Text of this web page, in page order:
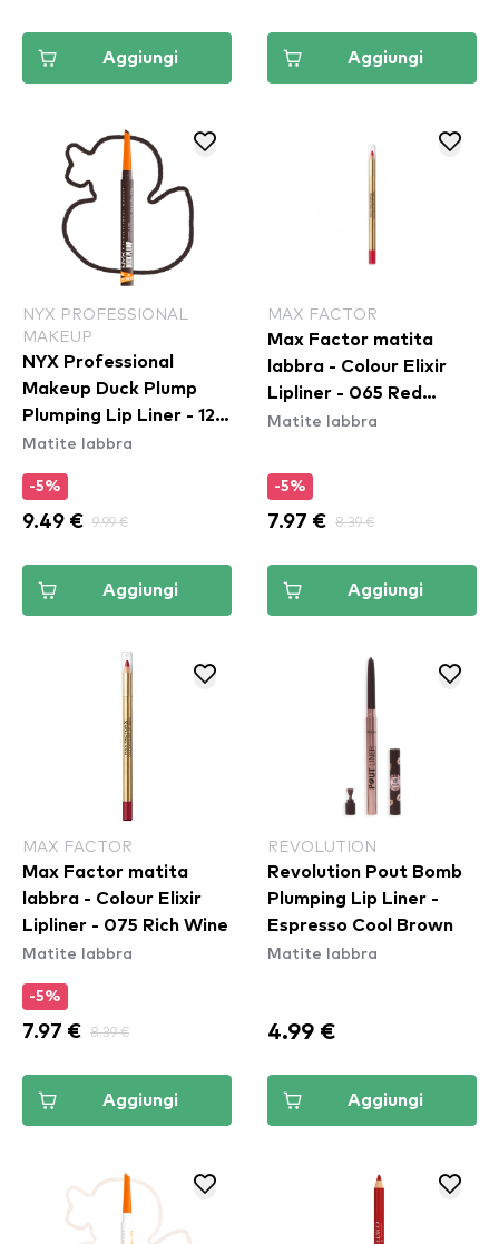
Aggiungi Aggiungi
NYX PROFESSIONAL
MAKEUP
NYX Professional
Makeup Duck Plump
Plumping Lip Liner - 12
Double Dose
Matite labbra
-5%
9.49 € 9.99 €
Aggiungi
MAX FACTOR
Max Factor matita
labbra - Colour Elixir
Lipliner - 065 Red
Sangria
Matite labbra
-5%
7.97 € 8.39 €
Aggiungi
MAX FACTOR
Max Factor matita
labbra - Colour Elixir
Lipliner - 075 Rich Wine
Matite labbra
-5%
7.97 € 8.39 €
Aggiungi
REVOLUTION
Revolution Pout Bomb
Plumping Lip Liner -
Espresso Cool Brown
Matite labbra
4.99 €
Aggiungi